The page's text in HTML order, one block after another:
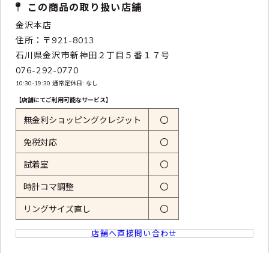
この商品の取り扱い店舗
金沢本店
住所：〒921-8013
石川県金沢市新神田２丁目５番１７号
076-292-0770
10:30-19:30 通常定休日: なし
【店舗にてご利用可能なサービス】
無金利ショッピングクレジット 〇
免税対応 〇
試着室 〇
時計コマ調整 〇
リングサイズ直し 〇
店舗へ直接問い合わせ